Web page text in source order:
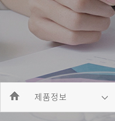
제품정보